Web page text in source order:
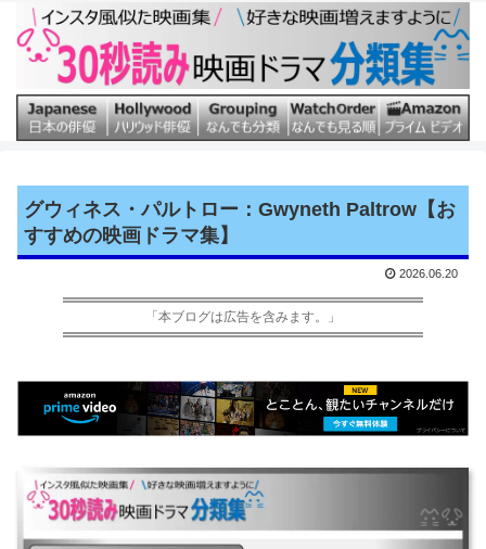
グウィネス・パルトロー：Gwyneth Paltrow【お
すすめの映画ドラマ集】
2026.06.20
「本ブログは広告を含みます。」